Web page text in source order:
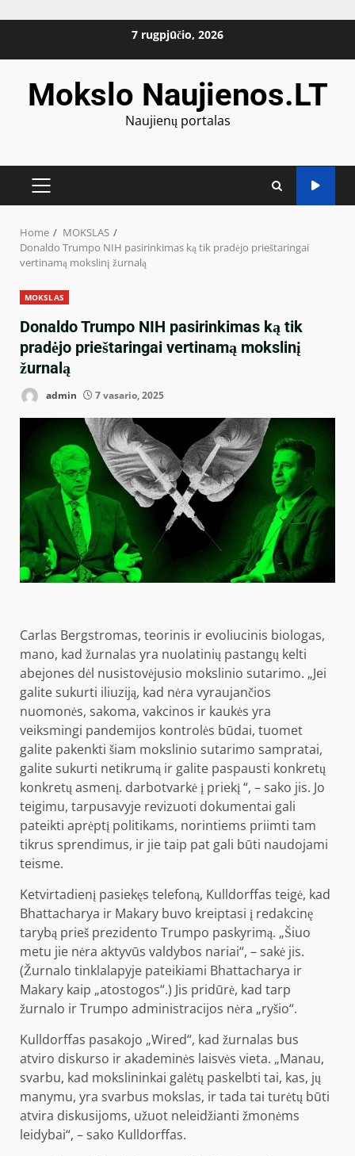
7 rugpjūčio, 2026
Mokslo Naujienos.LT
Naujienų portalas
PRIMARY
Home
MOKSLAS
Donaldo Trumpo NIH pasirinkimas ką tik pradėjo prieštaringai
vertinamą mokslinį žurnalą
MOKSLAS
Donaldo Trumpo NIH pasirinkimas ką tik
pradėjo prieštaringai vertinamą mokslinį
žurnalą
admin 7 vasario, 2025
Carlas Bergstromas, teorinis ir evoliucinis biologas,
mano, kad žurnalas yra nuolatinių pastangų kelti
abejones dėl nusistovėjusio mokslinio sutarimo. „Jei
galite sukurti iliuziją, kad nėra vyraujančios
nuomonės, sakoma, vakcinos ir kaukės yra
veiksmingi pandemijos kontrolės būdai, tuomet
galite pakenkti šiam mokslinio sutarimo sampratai,
galite sukurti netikrumą ir galite paspausti konkretų
konkretų asmenį. darbotvarkė į priekį “, – sako jis. Jo
teigimu, tarpusavyje revizuoti dokumentai gali
pateikti aprėptį politikams, norintiems priimti tam
tikrus sprendimus, ir jie taip pat gali būti naudojami
teisme.
Ketvirtadienį pasiekęs telefoną, Kulldorffas teigė, kad
Bhattacharya ir Makary buvo kreiptasi į redakcinę
tarybą prieš prezidento Trumpo paskyrimą. „Šiuo
metu jie nėra aktyvūs valdybos nariai“, – sakė jis.
(Žurnalo tinklalapyje pateikiami Bhattacharya ir
Makary kaip „atostogos“.) Jis pridūrė, kad tarp
žurnalo ir Trumpo administracijos nėra „ryšio“.
Kulldorffas pasakojo „Wired“, kad žurnalas bus
atviro diskurso ir akademinės laisvės vieta. „Manau,
svarbu, kad mokslininkai galėtų paskelbti tai, kas, jų
manymu, yra svarbus mokslas, ir tada tai turėtų būti
atvira diskusijoms, užuot neleidžianti žmonėms
leidybai“, – sako Kulldorffas.